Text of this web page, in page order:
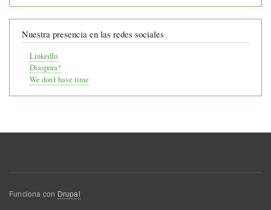
Nuestra presencia en las redes sociales
LinkedIn
Diaspora*
We don't have time
Funciona con Drupal